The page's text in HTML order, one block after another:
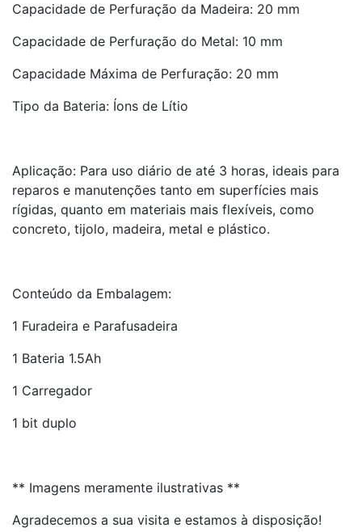
Capacidade de Perfuração da Madeira: 20 mm
Capacidade de Perfuração do Metal: 10 mm
Capacidade Máxima de Perfuração: 20 mm
Tipo da Bateria: Íons de Lítio
Aplicação: Para uso diário de até 3 horas, ideais para
reparos e manutenções tanto em superfícies mais
rígidas, quanto em materiais mais flexíveis, como
concreto, tijolo, madeira, metal e plástico.
Conteúdo da Embalagem:
1 Furadeira e Parafusadeira
1 Bateria 1.5Ah
1 Carregador
1 bit duplo
** Imagens meramente ilustrativas **
Agradecemos a sua visita e estamos à disposição!